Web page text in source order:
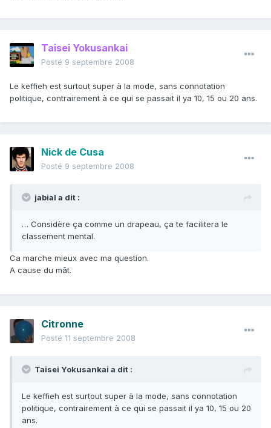
Taisei Yokusankai
Posté 9 septembre 2008
Le keffieh est surtout super à la mode, sans connotation
politique, contrairement à ce qui se passait il ya 10, 15 ou 20 ans.
Nick de Cusa
Posté 9 septembre 2008
jabial a dit :
… Considère ça comme un drapeau, ça te facilitera le
classement mental.
Ca marche mieux avec ma question.
A cause du mât.
Citronne
Posté 11 septembre 2008
Taisei Yokusankai a dit :
Le keffieh est surtout super à la mode, sans connotation
politique, contrairement à ce qui se passait il ya 10, 15 ou 20
ans.